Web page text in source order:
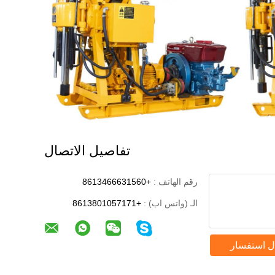
تفاصيل الاتصال
رقم الهاتف : +8613466631560
الـ (واتس اب) : +8613801057171
استفسار